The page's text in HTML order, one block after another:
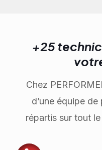
+25
Chez
d’une équipe
répartis sur tout